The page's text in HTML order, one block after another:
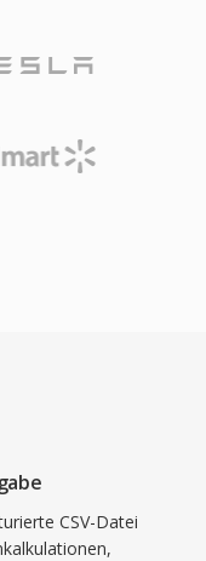
CSV-Datei